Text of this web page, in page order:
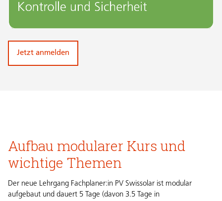
Jetzt anmelden
Aufbau modularer Kurs und
wichtige Themen
Der neue Lehrgang Fachplaner:in PV Swissolar ist modular
aufgebaut und dauert 5 Tage (davon 3.5 Tage in